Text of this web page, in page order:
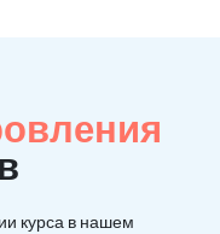
курса в нашем